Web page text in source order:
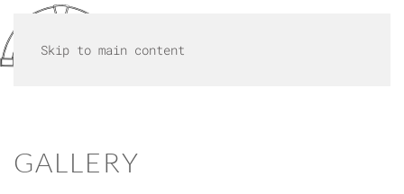
Skip to main content
GALLERY